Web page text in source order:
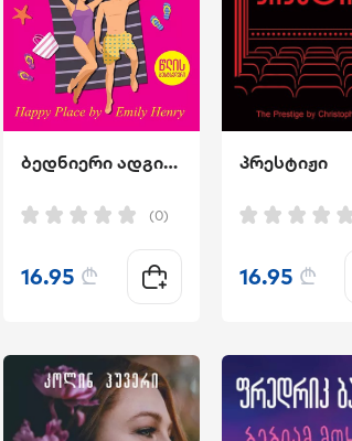
ბედნიერი ადგილი
(0)
16.95 ₾
პრესტიჟი
16.95 ₾